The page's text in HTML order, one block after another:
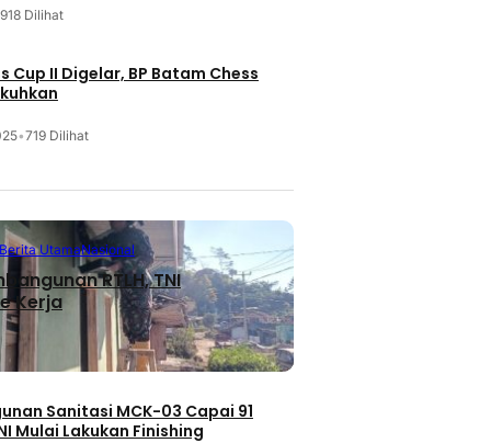
918 Dilihat
Cup II Digelar, BP Batam Chess
•719 Dilihat
UtamaNasional
RTLH, TNI
Kerja
Sanitasi MCK-03 Capai 91
Mulai Lakukan Finishing